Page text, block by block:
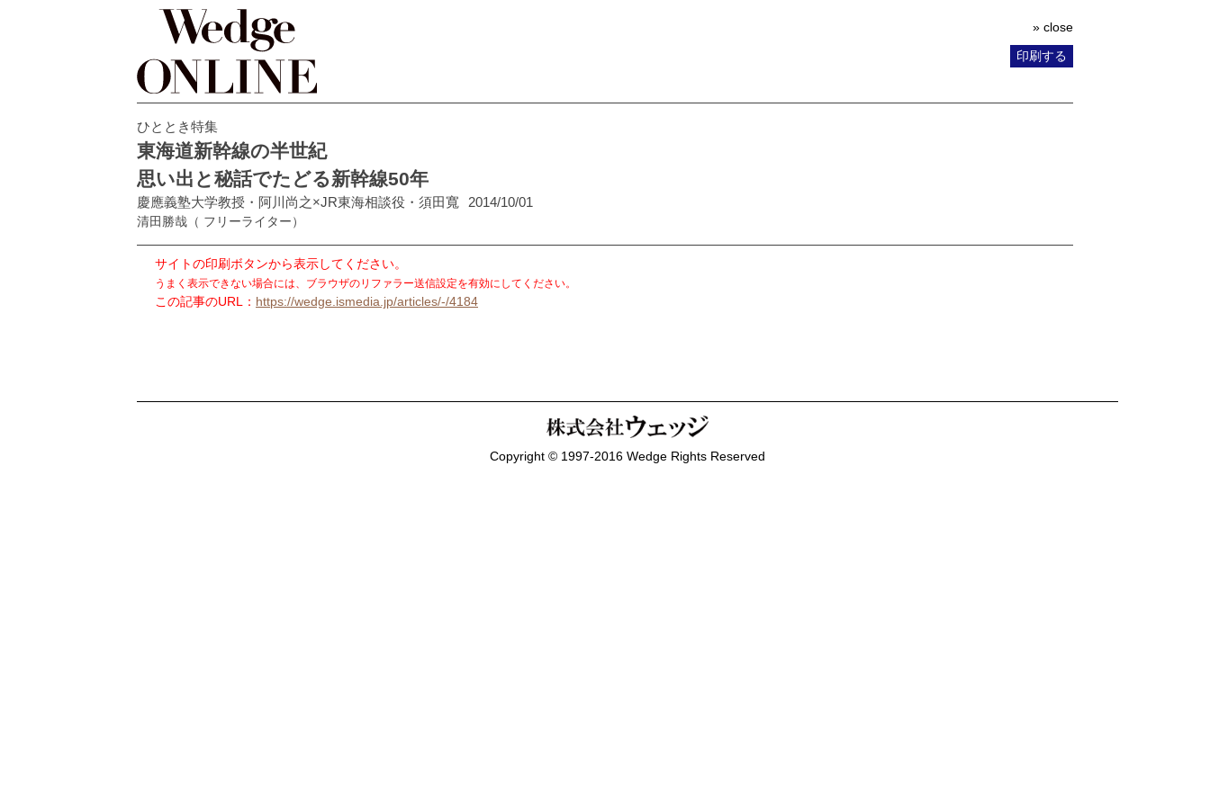
» close
印刷する
ひととき特集
東海道新幹線の半世紀
思い出と秘話でたどる新幹線50年
慶應義塾大学教授・阿川尚之×JR東海相談役・須田寬 2014/10/01
清田勝哉 （ フリーライター）
サイトの印刷ボタンから表示してください。
うまく表示できない場合には、ブラウザのリファラー送信設定を有効にしてください。
この記事のURL： https://wedge.ismedia.jp/articles/-/4184
Copyright © 1997-2016 Wedge Rights Reserved